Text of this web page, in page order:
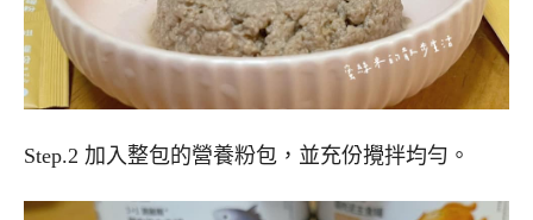
Step.2 加入整包的營養粉包，並充份攪拌均勻。